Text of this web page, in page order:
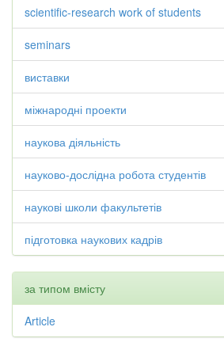
scientific-research work of students
seminars
виставки
міжнародні проекти
наукова діяльність
науково-дослідна робота студентів
наукові школи факультетів
підготовка наукових кадрів
за типом вмісту
Article